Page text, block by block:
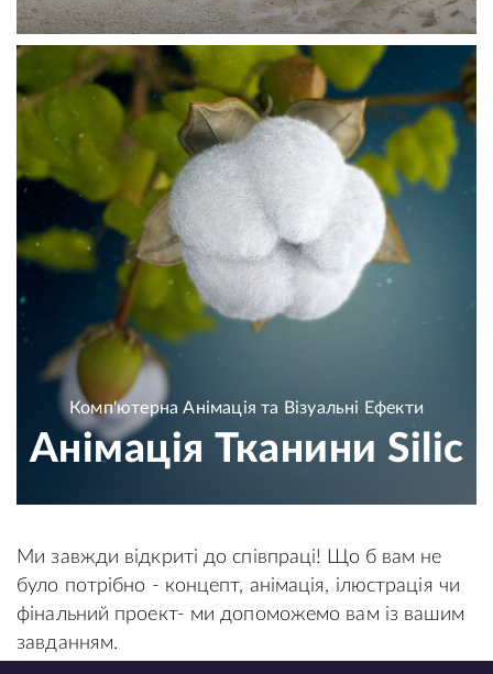
Комп'ютерна Анімація та Візуальні Ефекти
Анімація Тканини Silic
Ми завжди відкриті до співпраці! Що б вам не
було потрібно - концепт, анімація, ілюстрація чи
фінальний проект- ми допоможемо вам із вашим
завданням.